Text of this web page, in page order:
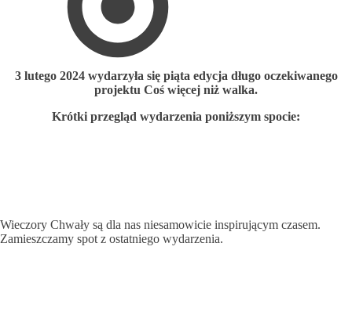
3 lutego 2024 wydarzyła się piąta edycja długo oczekiwanego
projektu Coś więcej niż walka.
Krótki przegląd wydarzenia poniższym spocie:
Wieczory Chwały są dla nas niesamowicie inspirującym czasem.
Zamieszczamy spot z ostatniego wydarzenia.